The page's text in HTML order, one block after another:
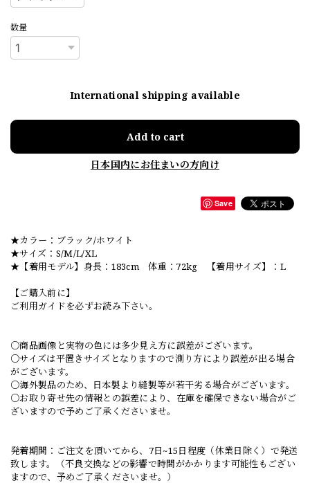
数量
International shipping available
Add to cart
日本国内にお住まいの方向け
Save
★カラー：ブラック/ホワイト
★サイズ：S/M/L/XL
★【着用モデル】身長：183cm 体重：72kg 【着用サイズ】：L
【ご購入前に】
ご利用ガイドを必ずお読み下さい。
○商品画像と実物の色には多少見え方に誤差がございます。
○サイズは平置きサイズとなりますので測り方により誤差が出る場合
がございます。
○海外製品のため、日本製より縫製等が若干劣る場合がございます。
○お取り寄せ先の情報との誤差により、在庫を確保できない場合がご
ざいますので予めご了承くださいませ。
発着期間：ご注文を頂いてから、7日~15日程度（休業日除く）で発送
致します。（不良交換などの影響で時間がかかります可能性もござい
ますので、予めご了承くださいませ。）